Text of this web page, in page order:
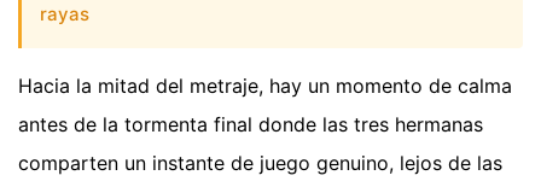
rayas
Hacia la mitad del metraje, hay un momento de calma
antes de la tormenta final donde las tres hermanas
comparten un instante de juego genuino, lejos de las